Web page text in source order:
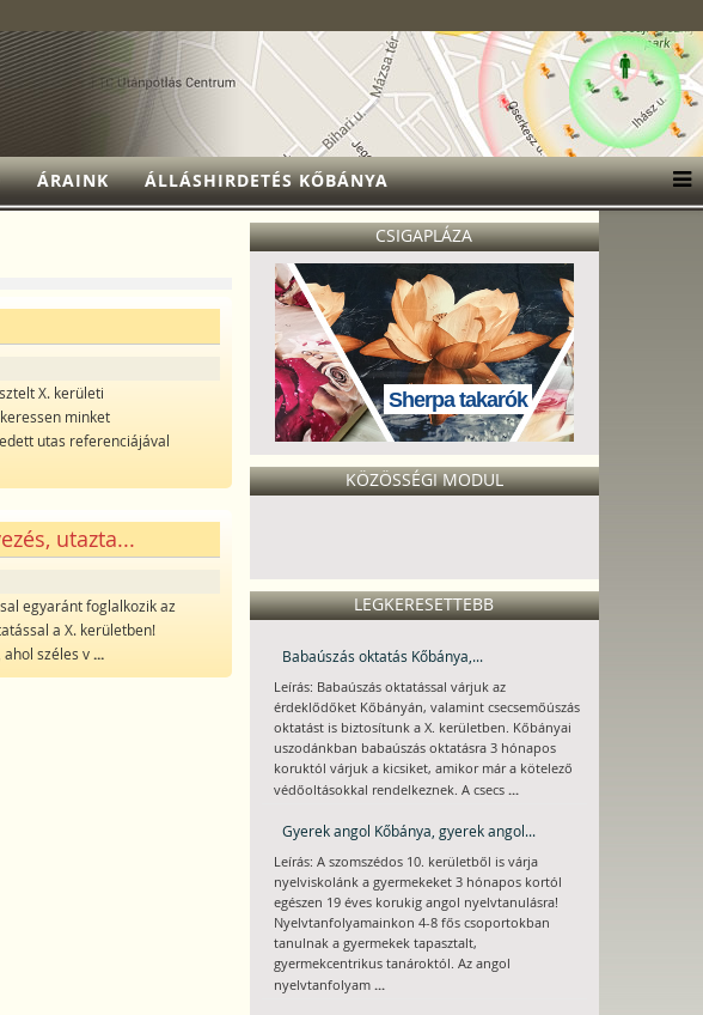
ÁRAINK ÁLLÁSHIRDETÉS KŐBÁNYA
X. kerületi
minket
utas referenciájával
utazta...
egyaránt foglalkozik az
a X. kerületben!
széles v...
CSIGAPLÁZA
Sherpa takarók
KÖZÖSSÉGI MODUL
LEGKERESETTEBB
Babaúszás oktatás Kőbánya,...
Leírás: Babaúszás oktatással várjuk az
érdeklődőket Kőbányán, valamint csecsemőúszás
oktatást is biztosítunk a X. kerületben. Kőbányai
uszodánkban babaúszás oktatásra 3 hónapos
koruktól várjuk a kicsiket, amikor már a kötelező
védőoltásokkal rendelkeznek. A csecs ...
Gyerek angol Kőbánya, gyerek angol...
Leírás: A szomszédos 10. kerületből is várja
nyelviskolánk a gyermekeket 3 hónapos kortól
egészen 19 éves korukig angol nyelvtanulásra!
Nyelvtanfolyamainkon 4-8 fős csoportokban
tanulnak a gyermekek tapasztalt,
gyermekcentrikus tanároktól. Az angol
nyelvtanfolyam ...